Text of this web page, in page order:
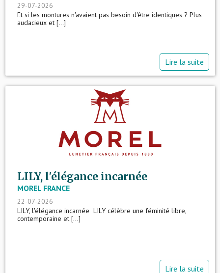
29-07-2026
Et si les montures n'avaient pas besoin d'être identiques ? Plus
audacieux et [...]
Lire la suite
LILY, l'élégance incarnée
MOREL FRANCE
22-07-2026
LILY, l'élégance incarnée LILY célèbre une féminité libre,
contemporaine et [...]
Lire la suite